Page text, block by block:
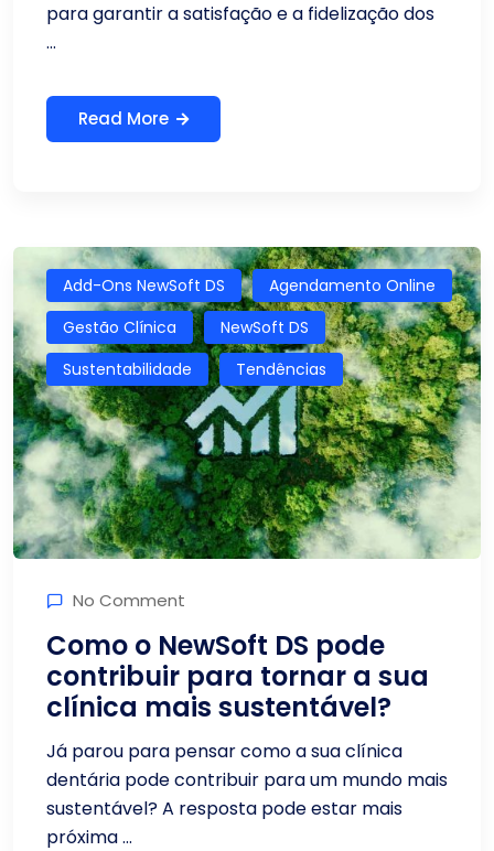
para garantir a satisfação e a fidelização dos
...
Read More
Add-Ons NewSoft DS
Agendamento Online
Gestão Clínica
NewSoft DS
Sustentabilidade
Tendências
No Comment
Como o NewSoft DS pode
contribuir para tornar a sua
clínica mais sustentável?
Já parou para pensar como a sua clínica
dentária pode contribuir para um mundo mais
sustentável? A resposta pode estar mais
próxima ...